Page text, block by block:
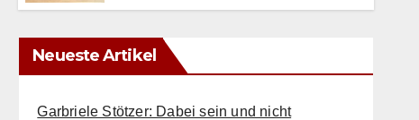
Neueste Artikel
Garbriele Stötzer: Dabei sein und nicht